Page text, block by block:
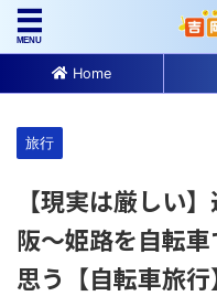
Home
旅行
【現実は厳しい
阪～姫路を自転
思う【自転車旅行